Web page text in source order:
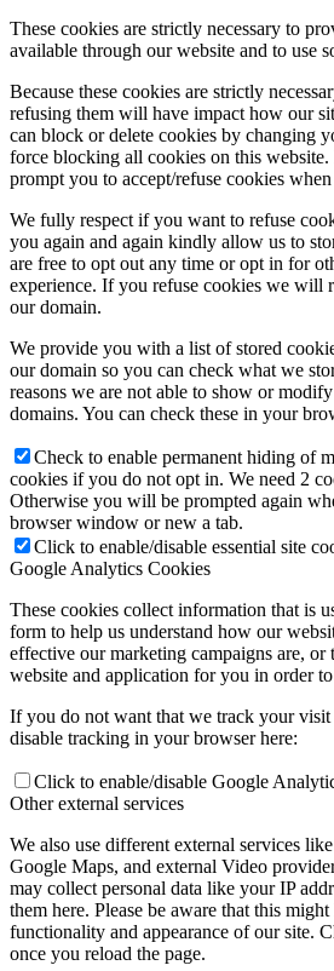
These cookies are strictly necessary to
available through our website and to use
Because these cookies are strictly
refusing them will have impact how our
can block or delete cookies by changing
force blocking all cookies on this
prompt you to accept/refuse cookies
We fully respect if you want to refuse
you again and again kindly allow us to
are free to opt out any time or opt in for
experience. If you refuse cookies we will
our domain.
We provide you with a list of stored
our domain so you can check what we
reasons we are not able to show or
domains. You can check these in your
Check to enable permanent hiding of
cookies if you do not opt in. We need 2
Otherwise you will be prompted again
browser window or new a tab.
Click to enable/disable essential site
Google Analytics Cookies
These cookies collect information that is
form to help us understand how our
effective our marketing campaigns are, or
website and application for you in order
If you do not want that we track your visit
disable tracking in your browser here:
Click to enable/disable Google
Other external services
We also use different external services
Google Maps, and external Video
may collect personal data like your IP
them here. Please be aware that this
functionality and appearance of our site.
once you reload the page.